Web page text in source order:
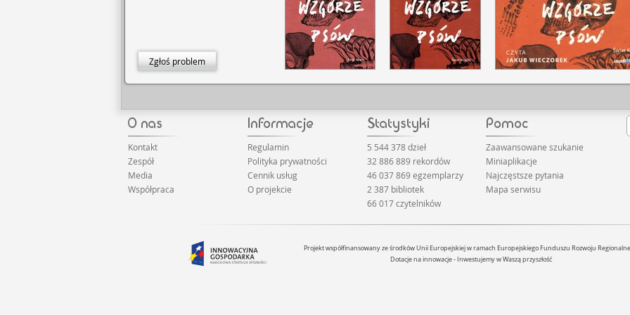
kara, dobro i zło, stale się tu ze sobą przeplatają. Żulczyk to
pisarz, traktujący Biblię jako matrycę dla kolejnych tropów i
wątków, które podaje w popkulturowym wydaniu. Jego
powieść dowodzi, że przemoc nigdy nie stwarza szansy na
wyrównanie krzywd.
Zgłoś problem
Kontakt
Zespół
Media
Współpraca
Regulamin
Polityka prywatności
Cennik usług
O projekcie
5 544 378 dzieł
32 886 889 rekordów
46 037 869 egzemplarzy
2 387 bibliotek
66 017 czytelników
Zaawansowane szukanie
Miniaplikacje
Najczęstsze pytania
Mapa serwisu
Projekt współfinansowany ze środków Unii Europejskiej w ramach Europejskiego Funduszu Rozwoju
Dotacje na innowacje - Inwestujemy w Waszą przyszłość